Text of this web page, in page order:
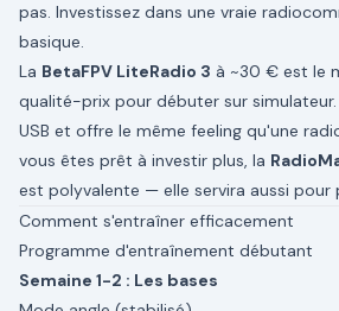
pas. Investissez dans une vraie
basique.
La BetaFPV LiteRadio 3 à ~30 € est le
qualité-prix pour débuter sur
USB et offre le même feeling qu'une
vous êtes prêt à investir plus, la
est polyvalente — elle servira aussi pour
Comment s'entraîner efficacement
Programme d'entraînement débutant
Semaine 1-2 : Les bases